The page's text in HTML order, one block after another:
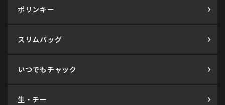
ポリンキー
スリムバッグ
いつでもチャック
生・チー